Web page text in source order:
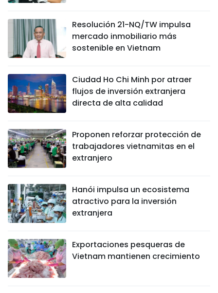
Resolución 21-NQ/TW impulsa
mercado inmobiliario más
sostenible en Vietnam
Ciudad Ho Chi Minh por atraer
flujos de inversión extranjera
directa de alta calidad
Proponen reforzar protección de
trabajadores vietnamitas en el
extranjero
Hanói impulsa un ecosistema
atractivo para la inversión
extranjera
Exportaciones pesqueras de
Vietnam mantienen crecimiento